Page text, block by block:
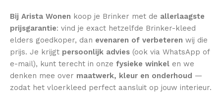
Bij Arista Wonen koop je Brinker met de allerlaagste
prijsgarantie: vind je exact hetzelfde Brinker-kleed
elders goedkoper, dan evenaren of verbeteren wij die
prijs. Je krijgt persoonlijk advies (ook via WhatsApp of
e-mail), kunt terecht in onze fysieke winkel en we
denken mee over maatwerk, kleur en onderhoud —
zodat het vloerkleed perfect aansluit op jouw interieur.